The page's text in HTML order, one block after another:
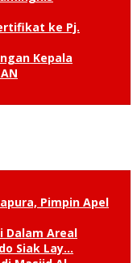
ke Pj.
Kepala
Pimpin Apel
Dalam Areal
Siak Lay…